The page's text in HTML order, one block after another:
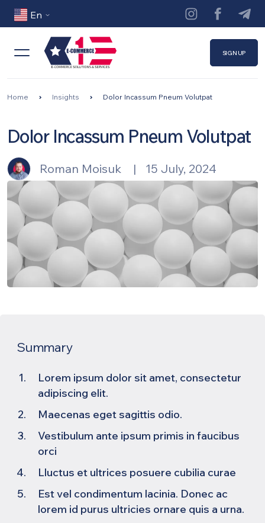
Skip to main content
En
SIGN UP
Breadcrumb
Home Insights Dolor Incassum Pneum Volutpat
Dolor Incassum Pneum Volutpat
Roman Moisuk | 15 July, 2024
Summary
Lorem ipsum dolor sit amet, consectetur
adipiscing elit.
Maecenas eget sagittis odio.
Vestibulum ante ipsum primis in faucibus
orci
Lluctus et ultrices posuere cubilia curae
Est vel condimentum lacinia. Donec ac
lorem id purus ultricies ornare quis a urna.